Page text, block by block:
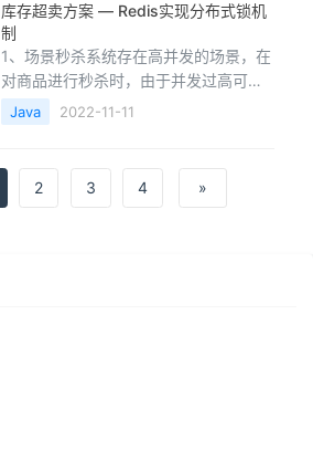
库存超卖方案 — Redis实现分布式锁机
制
1、场景秒杀系统存在高并发的场景，在
对商品进行秒杀时，由于并发过高可能
会导致库存超卖的情况，那么可以通过
Redis提供的事务机制超卖问题；通过
性，利用lua脚本语句，实现解锁一致
性，而从解决超卖问题；加锁原子性：
Java 2022-11-11
2 3 4 »